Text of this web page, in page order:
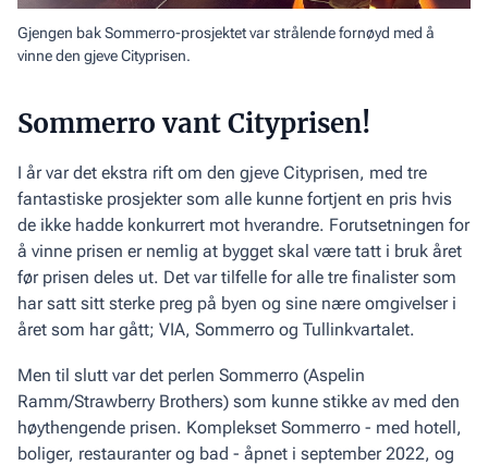
Gjengen bak Sommerro-prosjektet var strålende fornøyd med å
vinne den gjeve Cityprisen.
Sommerro vant Cityprisen!
I år var det ekstra rift om den gjeve Cityprisen, med tre
fantastiske prosjekter som alle kunne fortjent en pris hvis
de ikke hadde konkurrert mot hverandre. Forutsetningen for
å vinne prisen er nemlig at bygget skal være tatt i bruk året
før prisen deles ut. Det var tilfelle for alle tre finalister som
har satt sitt sterke preg på byen og sine nære omgivelser i
året som har gått; VIA, Sommerro og Tullinkvartalet.
Men til slutt var det perlen Sommerro (Aspelin
Ramm/Strawberry Brothers) som kunne stikke av med den
høythengende prisen. Komplekset Sommerro - med hotell,
boliger, restauranter og bad - åpnet i september 2022, og